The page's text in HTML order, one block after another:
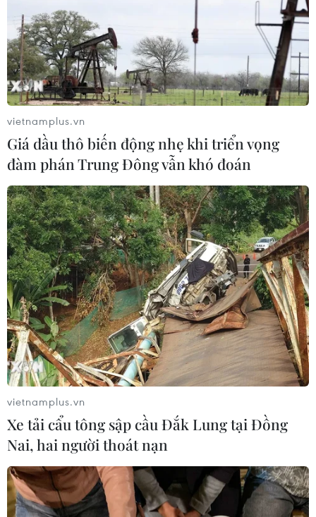
Hà Nội: Xây dựng lộ trình cho trẻ mầm
non đi học từ 1/3
17/02/2022 23:04
Sở Giáo dục và Đào tạo Hà Nội đang xây dựng dự
thảo, nếu diễn biến dịch trong phạm vi cho phép, sẽ cho
cấp mầm non đi học từ ngày 1/3 trên tinh thần tự
nguyện, thống nhất với phụ huynh.
vietnamplus.vn
Giá dầu thô biến động nhẹ khi triển vọng
đàm phán Trung Đông vẫn khó đoán
vietnamplus.vn
Xe tải cẩu tông sập cầu Đắk Lung tại Đồng
Nai, hai người thoát nạn